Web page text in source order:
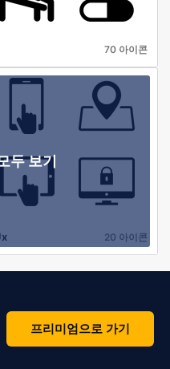
70 아이콘
두 보기
20 아이콘
프리미엄으로 가기